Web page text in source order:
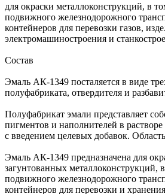
для окраски металлоконструкций, в
подвижного железнодорожного
контейнеров для перевозки газов,
электромашиностроения и
Состав
Эмаль АК-1349 посталяется в виде
полуфабриката, отвердителя и
Полуфабрикат эмали представляет
пигментов и наполнителей в
с введением целевых добавок.
Эмаль АК-1349 предназначена для
загунтованных металлоконструкций,
подвижного железнодорожного
контейнеров для перевозки и